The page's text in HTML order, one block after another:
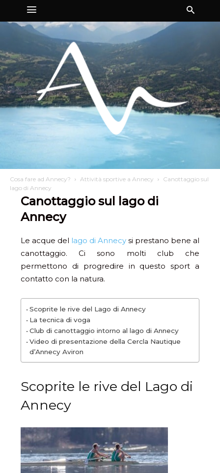
Cosa fare ad Annecy? Attività sportive a Annecy
Canottaggio sul
lago di Annecy
Canottaggio sul lago di
Annecy
Le acque del lago di Annecy si prestano bene al
canottaggio. Ci sono molti club che
permettono di progredire in questo sport a
contatto con la natura.
Scoprite le rive del Lago di Annecy
La tecnica di voga
Club di canottaggio intorno al lago di Annecy
Video di presentazione della Cercla Nautique
d’Annecy Aviron
Scoprite le rive del Lago di
Annecy